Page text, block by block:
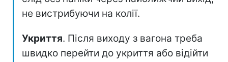
не вистрибуючи на колії.
Укриття. Після виходу з вагона треба
швидко перейти до укриття або відійти